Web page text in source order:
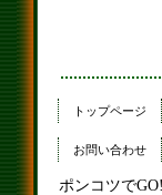
トップページ
お問い合わせ
ポンコツで